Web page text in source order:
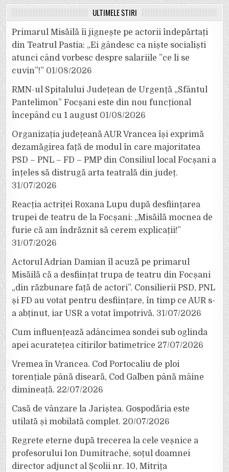
ULTIMELE ȘTIRI
Primarul Misăilă îi jignește pe actorii îndepărtați
din Teatrul Pastia: „Ei gândesc ca niște socialiști
atunci când vorbesc despre salariile ”ce li se
cuvin”!” 01/08/2026
RMN-ul Spitalului Județean de Urgență „Sfântul
Pantelimon” Focșani este din nou funcțional
începând cu 1 august 01/08/2026
Organizația județeană AUR Vrancea își exprimă
dezamăgirea față de modul în care majoritatea
PSD – PNL – FD – PMP din Consiliul local Focșani a
înțeles să distrugă arta teatrală din județ.
31/07/2026
Reacția actriței Roxana Lupu după desființarea
trupei de teatru de la Focșani: „Misăilă mocnea de
furie că am îndrăznit să cerem explicații!”
31/07/2026
Actorul Adrian Damian îl acuză pe primarul
Misăilă că a desființat trupa de teatru din Focșani
„din răzbunare față de actori”. Consilierii PSD, PNL
și FD au votat pentru desființare, în timp ce AUR s-
a abținut, iar USR a votat împotrivă. 31/07/2026
Cum influențează adâncimea sondei sub oglinda
apei acuratețea citirilor batimetrice 27/07/2026
Vremea în Vrancea. Cod Portocaliu de ploi
torențiale până diseară, Cod Galben până mâine
dimineață. 22/07/2026
Casă de vânzare la Jariștea. Gospodăria este
utilată și mobilată complet. 20/07/2026
Regrete eterne după trecerea la cele veșnice a
profesorului Ion Dumitrache, soțul doamnei
director adjunct al Școlii nr. 10, Mitrița